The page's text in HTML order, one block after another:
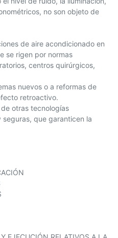
no son objeto de
de aire acondicionado en
se rigen por normas
centros quirúrgicos,
nuevos o a reformas de
retroactivo.
otras tecnologías
que garanticen la